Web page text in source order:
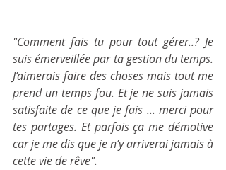
"Comment fais tu pour tout gérer..? Je
suis émerveillée par ta gestion du temps.
J’aimerais faire des choses mais tout me
prend un temps fou. Et je ne suis jamais
satisfaite de ce que je fais ... merci pour
tes partages. Et parfois ça me démotive
car je me dis que je n’y arriverai jamais à
cette vie de rêve".